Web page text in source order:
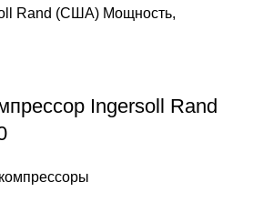
Rand (США) Мощность,
Ingersoll Rand